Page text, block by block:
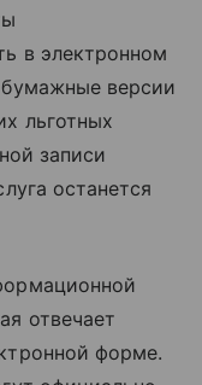
в электронном
бумажные версии
льготных
записи
останется
отвечает
форме.